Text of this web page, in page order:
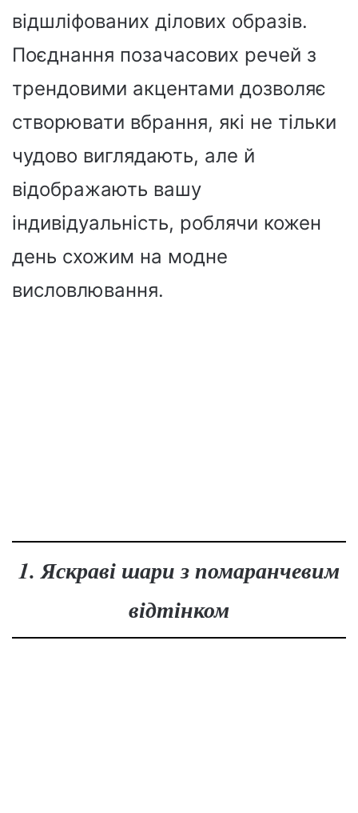
відшліфованих ділових образів.
Поєднання позачасових речей з
трендовими акцентами дозволяє
створювати вбрання, які не тільки
чудово виглядають, але й
відображають вашу
індивідуальність, роблячи кожен
день схожим на модне
висловлювання.
1. Яскраві шари з помаранчевим
відтінком